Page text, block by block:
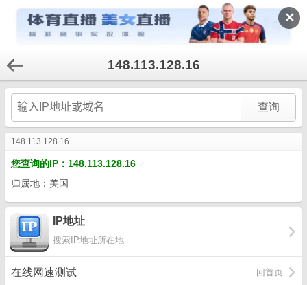
✕
148.113.128.16
148.113.128.16
您查询的IP：148.113.128.16
归属地：美国
IP地址
搜索IP地址所在地
在线网速测试 回首页